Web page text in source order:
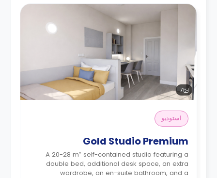
7
استوديو
Gold Studio Premium
A 20-28 m² self-contained studio featuring a
double bed, additional desk space, an extra
wardrobe, an en-suite bathroom, and a